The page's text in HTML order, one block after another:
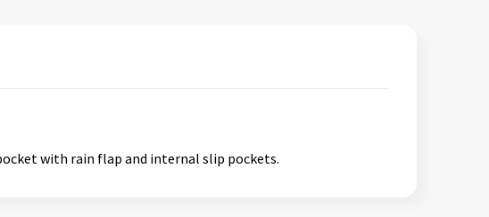
with rain flap and internal slip pockets.